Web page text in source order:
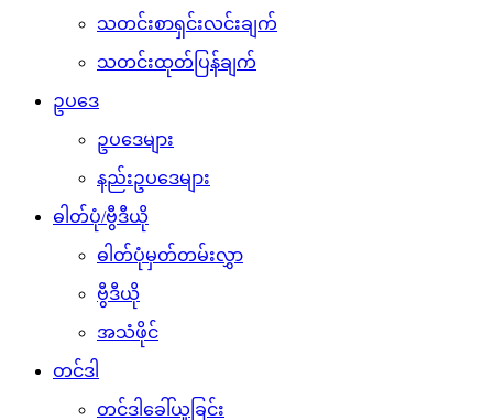
သတင်းစာရှင်းလင်းချက်
သတင်းထုတ်ပြန်ချက်
ဥပဒေ
ဥပဒေများ
နည်းဥပဒေများ
ဓါတ်ပုံ/ဗွီဒီယို
ဓါတ်ပုံမှတ်တမ်းလွှာ
ဗွီဒီယို
အသံဖိုင်
တင်ဒါ
တင်ဒါခေါ်ယူခြင်း